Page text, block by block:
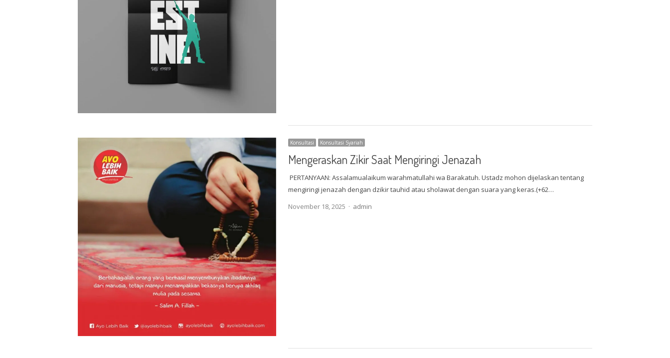
Konsultasi Konsultasi Syariah
Mengeraskan Zikir Saat Mengiringi Jenazah
PERTANYAAN: Assalamualaikum warahmatullahi wa Barakatuh. Ustadz mohon dijelaskan tentang
mengiringi jenazah dengan dzikir tauhid atau sholawat dengan suara yang keras.(+62…
November 18, 2025
Author
admin